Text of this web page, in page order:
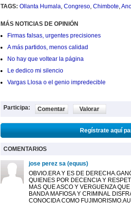
TAGS: Ollanta Humala, Congreso, Chimbote,
MÁS NOTICIAS DE OPINIÓN
Firmas falsas, urgentes precisiones
A más partidos, menos calidad
No hay que voltear la página
Le dedico mi silencio
Vargas Llosa o el genio impredecible
Participa: Comentar Valorar
Regístrate aquí
COMENTARIOS
jose perez sa (equus)
OBVIO.ERA Y ES DE
QUIENES POR DECENCIA Y
MAS QUE ASCO Y VERGUENZA
BANDA MAFIOSA Y CRIMINAL
CONOCIDA COMO